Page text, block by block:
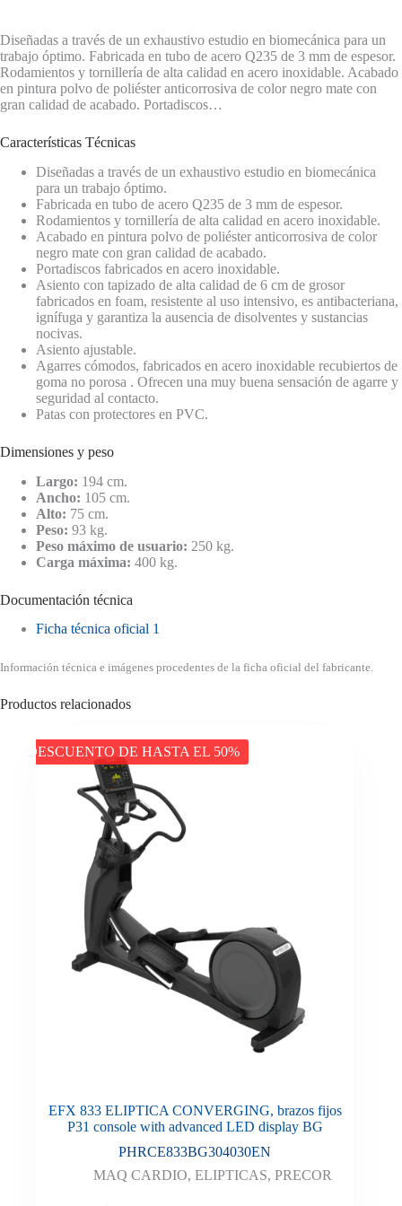
Diseñadas a través de un exhaustivo estudio en biomecánica para un
trabajo óptimo. Fabricada en tubo de acero Q235 de 3 mm de espesor.
Rodamientos y tornillería de alta calidad en acero inoxidable. Acabado
en pintura polvo de poliéster anticorrosiva de color negro mate con
gran calidad de acabado. Portadiscos…
Características Técnicas
Diseñadas a través de un exhaustivo estudio en biomecánica
para un trabajo óptimo.
Fabricada en tubo de acero Q235 de 3 mm de espesor.
Rodamientos y tornillería de alta calidad en acero inoxidable.
Acabado en pintura polvo de poliéster anticorrosiva de color
negro mate con gran calidad de acabado.
Portadiscos fabricados en acero inoxidable.
Asiento con tapizado de alta calidad de 6 cm de grosor
fabricados en foam, resistente al uso intensivo, es antibacteriana,
ignífuga y garantiza la ausencia de disolventes y sustancias
nocivas.
Asiento ajustable.
Agarres cómodos, fabricados en acero inoxidable recubiertos de
goma no porosa . Ofrecen una muy buena sensación de agarre y
seguridad al contacto.
Patas con protectores en PVC.
Dimensiones y peso
Largo: 194 cm.
Ancho: 105 cm.
Alto: 75 cm.
Peso: 93 kg.
Peso máximo de usuario: 250 kg.
Carga máxima: 400 kg.
Documentación técnica
Ficha técnica oficial 1
Información técnica e imágenes procedentes de la ficha oficial del fabricante.
Productos relacionados
DESCUENTO DE HASTA EL 50%
EFX 833 ELIPTICA CONVERGING, brazos fijos
P31 console with advanced LED display BG
PHRCE833BG304030EN
MAQ CARDIO,ELIPTICAS,PRECOR